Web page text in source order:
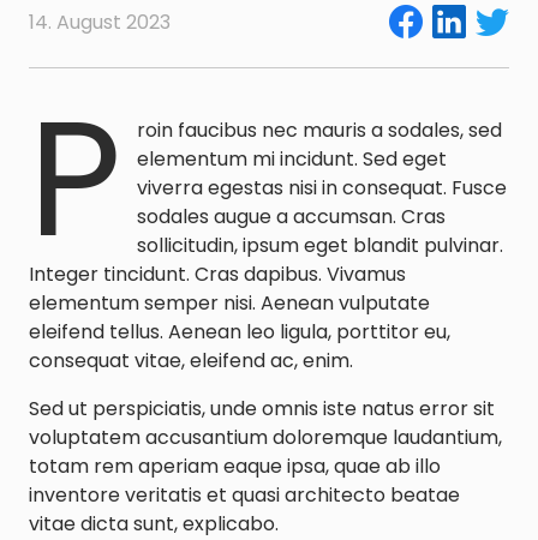
14. August 2023
P
roin faucibus nec mauris a sodales, sed
elementum mi incidunt. Sed eget
viverra egestas nisi in consequat. Fusce
sodales augue a accumsan. Cras
sollicitudin, ipsum eget blandit pulvinar.
Integer tincidunt. Cras dapibus. Vivamus
elementum semper nisi. Aenean vulputate
eleifend tellus. Aenean leo ligula, porttitor eu,
consequat vitae, eleifend ac, enim.
Sed ut perspiciatis, unde omnis iste natus error sit
voluptatem accusantium doloremque laudantium,
totam rem aperiam eaque ipsa, quae ab illo
inventore veritatis et quasi architecto beatae
vitae dicta sunt, explicabo.